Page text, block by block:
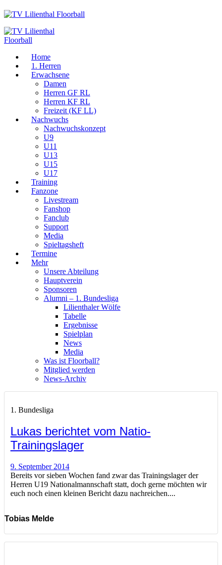
Home
1. Herren
Erwachsene
Damen
Herren GF RL
Herren KF RL
Freizeit (KF LL)
Nachwuchs
Nachwuchskonzept
U9
U11
U13
U15
U17
Training
Fanzone
Livestream
Fanshop
Fanclub
Support
Media
Spieltagsheft
Termine
Mehr
Unsere Abteilung
Hauptverein
Sponsoren
Alumni – 1. Bundesliga
Lilienthaler Wölfe
Tabelle
Ergebnisse
Spielplan
News
Media
Was ist Floorball?
Mitglied werden
News-Archiv
1. Bundesliga
Lukas berichtet vom Natio-
Trainingslager
9. September 2014
Bereits vor sieben Wochen fand zwar das Trainingslager der
Herren U19 Nationalmannschaft statt, doch gerne möchten wir
euch noch einen kleinen Bericht dazu nachreichen....
Tobias Melde